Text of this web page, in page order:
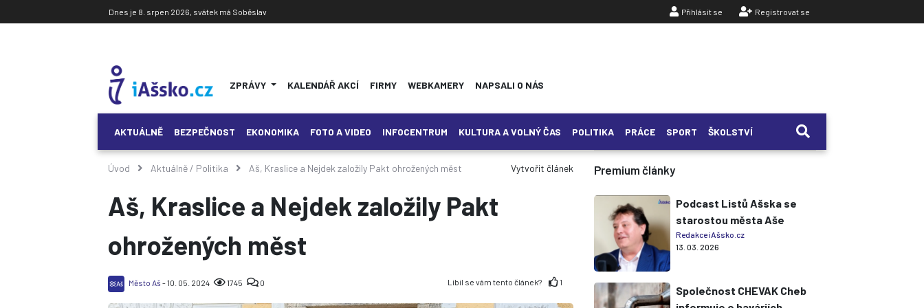
Dnes je 8. srpen 2026, svátek má Soběslav Přihlásit se Registrovat se
ZPRÁVY KALENDÁŘ AKCÍ FIRMY WEBKAMERY NAPSALI O NÁS
AKTUÁLNĚ BEZPEČNOST EKONOMIKA FOTO A VIDEO INFOCENTRUM KULTURA A VOLNÝ ČAS POLITIKA PRÁCE SPORT ŠKOLSTVÍ
Úvod Aktuálně / Politika Aš, Kraslice a Nejdek založily Pakt ohrožených měst Vytvořit článek
Aš, Kraslice a Nejdek založily Pakt
ohrožených měst
Město Aš - 10. 05. 2024 1745 0 Líbil se vám tento článek? 1
Premium články
Podcast Listů Ašska se
starostou města Aše
Redakce iAšsko.cz
13. 03. 2026
Společnost CHEVAK Cheb